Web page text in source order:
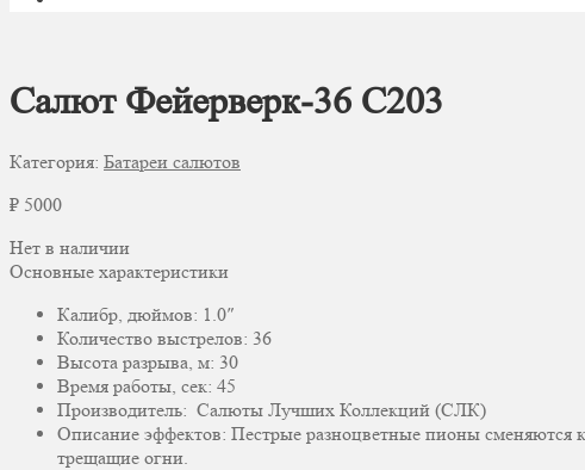
Салют Фейерверк-36 C203
Категория: Батареи салютов
₽ 5000
Нет в наличии
Основные характеристики
Калибр, дюймов: 1.0″
Количество выстрелов: 36
Высота разрыва, м: 30
Время работы, сек: 45
Производитель: Салюты Лучших Коллекций (СЛК)
Описание эффектов: Пестрые разноцветные пионы
трещащие огни.